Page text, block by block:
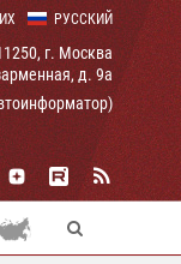
РУССКИЙ
г. Москва
д. 9а